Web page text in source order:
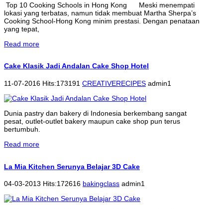
Top 10 Cooking Schools in Hong Kong Meski menempati
lokasi yang terbatas, namun tidak membuat Martha Sherpa’s
Cooking School-Hong Kong minim prestasi. Dengan penataan
yang tepat,
Read more
Cake Klasik Jadi Andalan Cake Shop Hotel
11-07-2016 Hits:173191 CREATIVERECIPES admin1
Dunia pastry dan bakery di Indonesia berkembang sangat
pesat, outlet-outlet bakery maupun cake shop pun terus
bertumbuh.
Read more
La Mia Kitchen Serunya Belajar 3D Cake
04-03-2013 Hits:172616 bakingclass admin1